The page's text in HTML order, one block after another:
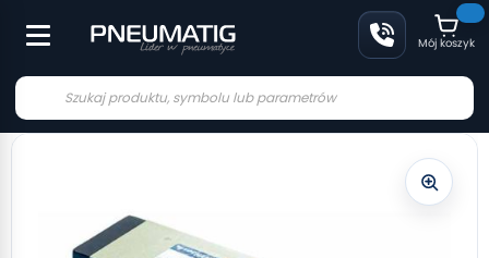
Mój koszyk